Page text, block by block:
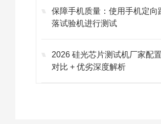
保障手机质量：使用手机定向
落试验机进行测试
2026 硅光芯片测试机厂家配置
对比 + 优劣深度解析